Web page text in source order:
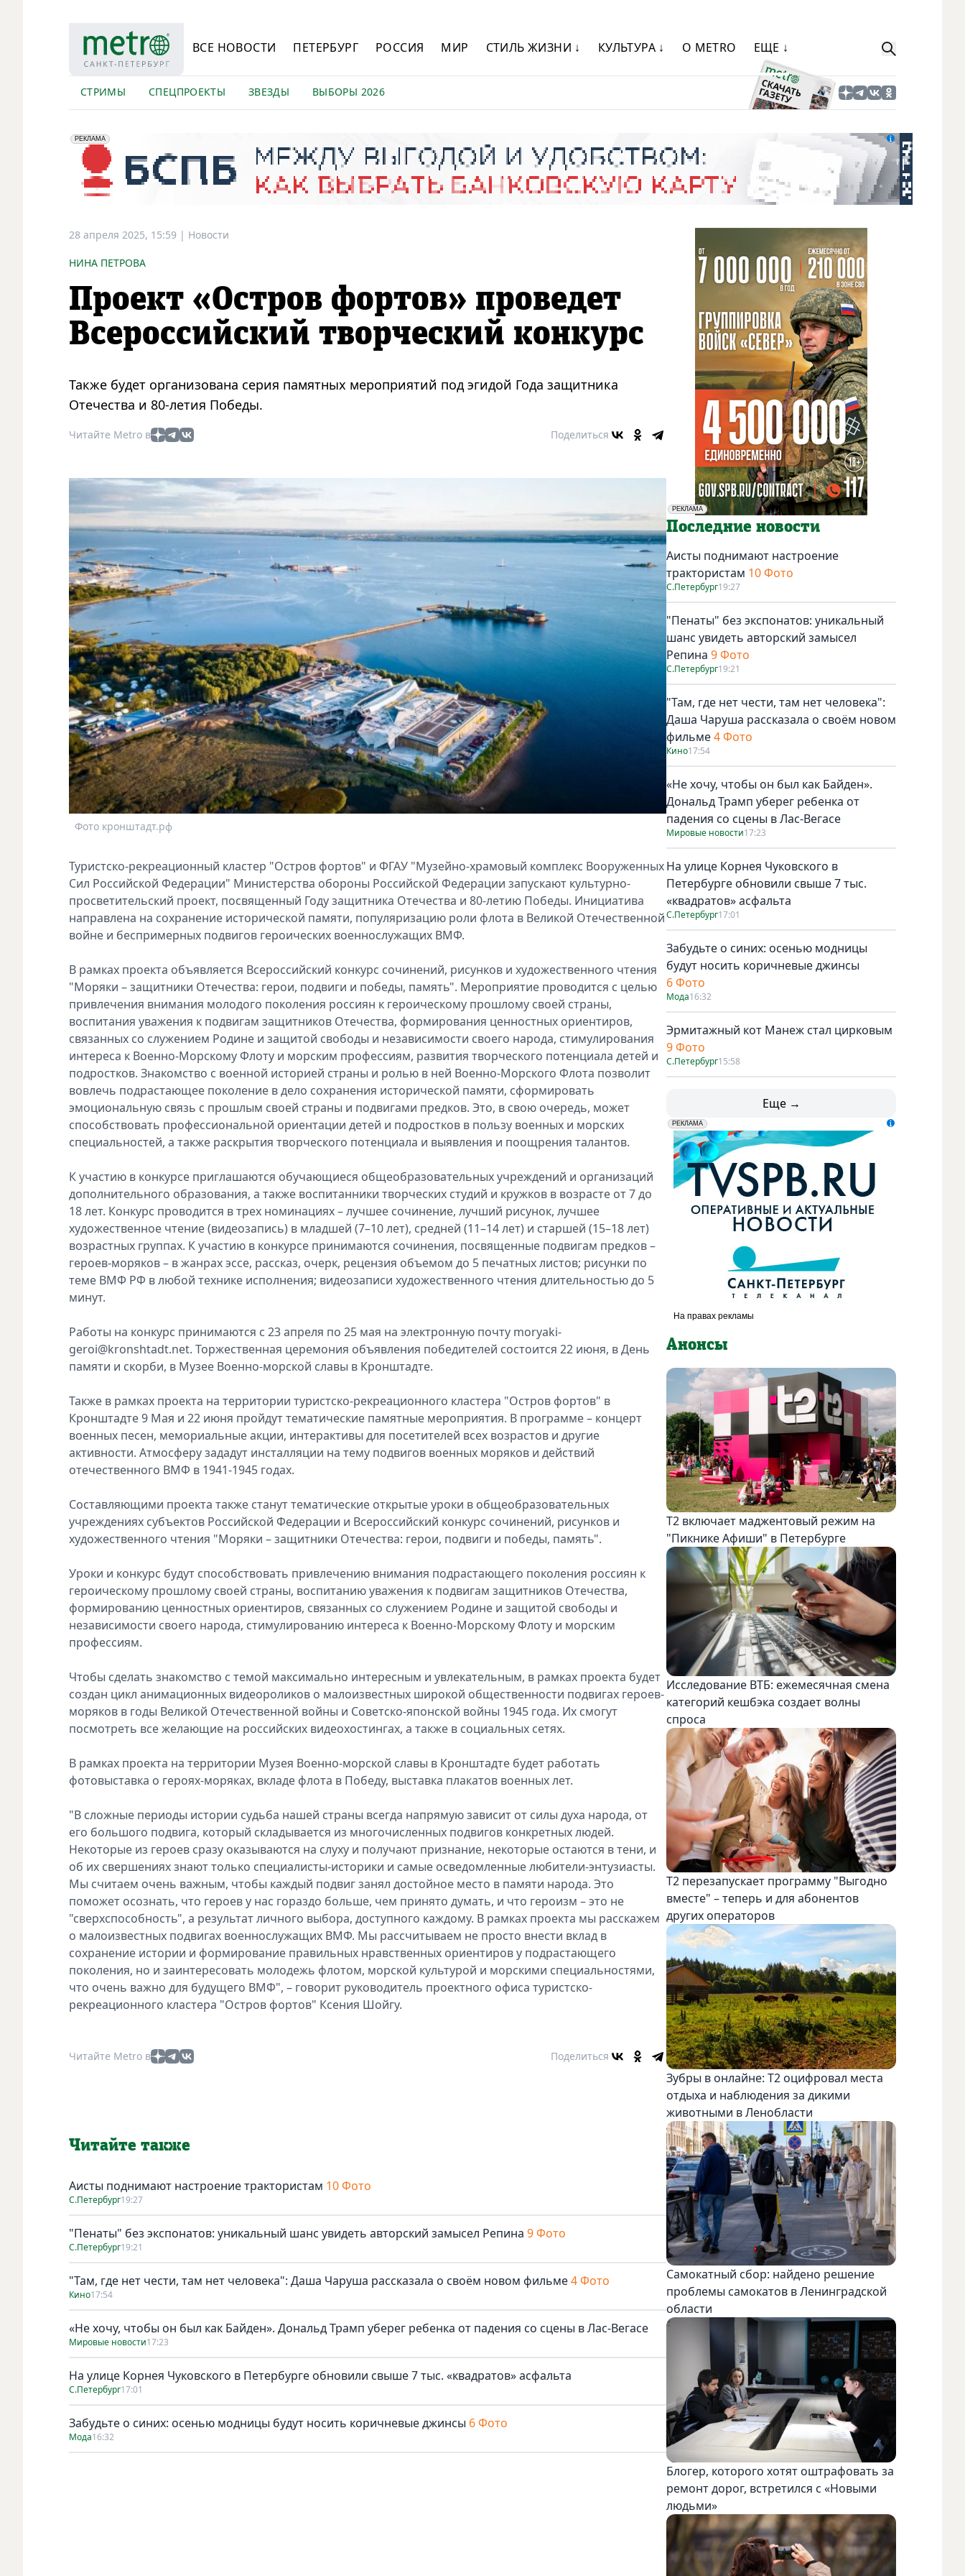
ВСЕ НОВОСТИ ПЕТЕРБУРГ РОССИЯ МИР СТИЛЬ ЖИЗНИ ↓ КУЛЬТУРА ↓ О METRO ЕЩЕ ↓
СТРИМЫ СПЕЦПРОЕКТЫ ЗВЕЗДЫ ВЫБОРЫ 2026
erid: 2VfnxyFybV5
РЕКЛАМА
ПАО "Банк "Санкт-Петербург", ИНН: 7831000027
28 апреля 2025, 15:59 | Новости
НИНА ПЕТРОВА
Проект «Остров фортов» проведет
Всероссийский творческий конкурс
Также будет организована серия памятных мероприятий под эгидой Года защитника
Отечества и 80-летия Победы.
Читайте Metro в Поделиться
Фото кронштадт.рф
Туристско-рекреационный кластер "Остров фортов" и ФГАУ "Музейно-храмовый комплекс Вооруженных
Сил Российской Федерации" Министерства обороны Российской Федерации запускают культурно-
просветительский проект, посвященный Году защитника Отечества и 80-летию Победы. Инициатива
направлена на сохранение исторической памяти, популяризацию роли флота в Великой Отечественной
войне и беспримерных подвигов героических военнослужащих ВМФ.
В рамках проекта объявляется Всероссийский конкурс сочинений, рисунков и художественного чтения
"Моряки – защитники Отечества: герои, подвиги и победы, память". Мероприятие проводится с целью
привлечения внимания молодого поколения россиян к героическому прошлому своей страны,
воспитания уважения к подвигам защитников Отечества, формирования ценностных ориентиров,
связанных со служением Родине и защитой свободы и независимости своего народа, стимулирования
интереса к Военно-Морскому Флоту и морским профессиям, развития творческого потенциала детей и
подростков. Знакомство с военной историей страны и ролью в ней Военно-Морского Флота позволит
вовлечь подрастающее поколение в дело сохранения исторической памяти, сформировать
эмоциональную связь с прошлым своей страны и подвигами предков. Это, в свою очередь, может
способствовать профессиональной ориентации детей и подростков в пользу военных и морских
специальностей, а также раскрытия творческого потенциала и выявления и поощрения талантов.
К участию в конкурсе приглашаются обучающиеся общеобразовательных учреждений и организаций
дополнительного образования, а также воспитанники творческих студий и кружков в возрасте от 7 до
18 лет. Конкурс проводится в трех номинациях – лучшее сочинение, лучший рисунок, лучшее
художественное чтение (видеозапись) в младшей (7–10 лет), средней (11–14 лет) и старшей (15–18 лет)
возрастных группах. К участию в конкурсе принимаются сочинения, посвященные подвигам предков –
героев-моряков – в жанрах эссе, рассказ, очерк, рецензия объемом до 5 печатных листов; рисунки по
теме ВМФ РФ в любой технике исполнения; видеозаписи художественного чтения длительностью до 5
минут.
Работы на конкурс принимаются с 23 апреля по 25 мая на электронную почту moryaki-
geroi@kronshtadt.net. Торжественная церемония объявления победителей состоится 22 июня, в День
памяти и скорби, в Музее Военно-морской славы в Кронштадте.
Также в рамках проекта на территории туристско-рекреационного кластера "Остров фортов" в
Кронштадте 9 Мая и 22 июня пройдут тематические памятные мероприятия. В программе – концерт
военных песен, мемориальные акции, интерактивы для посетителей всех возрастов и другие
активности. Атмосферу зададут инсталляции на тему подвигов военных моряков и действий
отечественного ВМФ в 1941-1945 годах.
Составляющими проекта также станут тематические открытые уроки в общеобразовательных
учреждениях субъектов Российской Федерации и Всероссийский конкурс сочинений, рисунков и
художественного чтения "Моряки – защитники Отечества: герои, подвиги и победы, память".
Уроки и конкурс будут способствовать привлечению внимания подрастающего поколения россиян к
героическому прошлому своей страны, воспитанию уважения к подвигам защитников Отечества,
формированию ценностных ориентиров, связанных со служением Родине и защитой свободы и
независимости своего народа, стимулированию интереса к Военно-Морскому Флоту и морским
профессиям.
Чтобы сделать знакомство с темой максимально интересным и увлекательным, в рамках проекта будет
создан цикл анимационных видеороликов о малоизвестных широкой общественности подвигах героев-
моряков в годы Великой Отечественной войны и Советско-японской войны 1945 года. Их смогут
посмотреть все желающие на российских видеохостингах, а также в социальных сетях.
В рамках проекта на территории Музея Военно-морской славы в Кронштадте будет работать
фотовыставка о героях-моряках, вкладе флота в Победу, выставка плакатов военных лет.
"В сложные периоды истории судьба нашей страны всегда напрямую зависит от силы духа народа, от
его большого подвига, который складывается из многочисленных подвигов конкретных людей.
Некоторые из героев сразу оказываются на слуху и получают признание, некоторые остаются в тени, и
об их свершениях знают только специалисты-историки и самые осведомленные любители-энтузиасты.
Мы считаем очень важным, чтобы каждый подвиг занял достойное место в памяти народа. Это
поможет осознать, что героев у нас гораздо больше, чем принято думать, и что героизм – это не
"сверхспособность", а результат личного выбора, доступного каждому. В рамках проекта мы расскажем
о малоизвестных подвигах военнослужащих ВМФ. Мы рассчитываем не просто внести вклад в
сохранение истории и формирование правильных нравственных ориентиров у подрастающего
поколения, но и заинтересовать молодежь флотом, морской культурой и морскими специальностями,
что очень важно для будущего ВМФ", – говорит руководитель проектного офиса туристско-
рекреационного кластера "Остров фортов" Ксения Шойгу.
Читайте Metro в Поделиться
Читайте также
Аисты поднимают настроение трактористам 10 Фото
С.Петербург19:27
"Пенаты" без экспонатов: уникальный шанс увидеть авторский замысел Репина 9 Фото
С.Петербург19:21
"Там, где нет чести, там нет человека": Даша Чаруша рассказала о своём новом фильме4 Фото
Кино17:54
«Не хочу, чтобы он был как Байден». Дональд Трамп уберег ребенка от падения со сцены в Лас-Вегасе
Мировые новости17:23
На улице Корнея Чуковского в Петербурге обновили свыше 7 тыс. «квадратов» асфальта
С.Петербург17:01
Забудьте о синих: осенью модницы будут носить коричневые джинсы 6 Фото
Мода16:32
РЕКЛАМА
Социальная реклама
Последние новости
Аисты поднимают настроение
трактористам 10 Фото
С.Петербург19:27
"Пенаты" без экспонатов: уникальный
шанс увидеть авторский замысел
Репина 9 Фото
С.Петербург19:21
"Там, где нет чести, там нет человека":
Даша Чаруша рассказала о своём новом
фильме4 Фото
Кино17:54
«Не хочу, чтобы он был как Байден».
Дональд Трамп уберег ребенка от
падения со сцены в Лас-Вегасе
Мировые новости17:23
На улице Корнея Чуковского в
Петербурге обновили свыше 7 тыс.
«квадратов» асфальта
С.Петербург17:01
Забудьте о синих: осенью модницы
будут носить коричневые джинсы
6 Фото
Мода16:32
Эрмитажный кот Манеж стал цирковым
9 Фото
С.Петербург15:58
Еще →
erid: LdtCK5udn
РЕКЛАМА
АО "ГАТР", ИНН: 7841320717
Анонсы
Т2 включает маджентовый режим на
"Пикнике Афиши" в Петербурге
Исследование ВТБ: ежемесячная смена
категорий кешбэка создает волны
спроса
Т2 перезапускает программу "Выгодно
вместе" – теперь и для абонентов
других операторов
Зубры в онлайне: Т2 оцифровал места
отдыха и наблюдения за дикими
животными в Ленобласти
Самокатный сбор: найдено решение
проблемы самокатов в Ленинградской
области
Блогер, которого хотят оштрафовать за
ремонт дорог, встретился с «Новыми
людьми»